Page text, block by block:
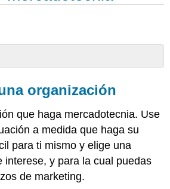
organización
que haga mercadotecnia. Use
a medida que haga su
para ti mismo y elige una
interese, y para la cual puedas
de marketing.